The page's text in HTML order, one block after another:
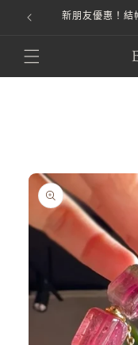
跳至內容新朋友優惠！